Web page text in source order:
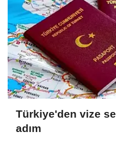
Türkiye'den vize
adım